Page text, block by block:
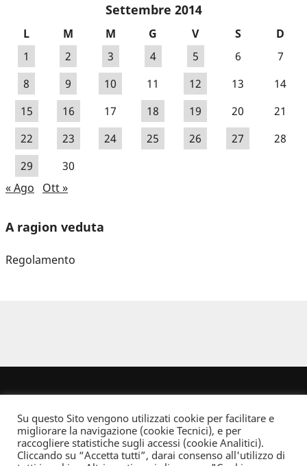
Settembre 2014
L M M G V S
D
1
2 3 4 5 6
7
8
9 10 11 12 13
14
15
16 17 18 19 20
21
22
23 24 25 26 27
28
29
30
« Ago
Ott »
A ragion veduta
Regolamento
Dove non indicato altrimenti quest’opera è distribuita con Licenza
Su questo Sito vengono utilizzati cookie per facilitare e
migliorare la navigazione (cookie Tecnici), e per
raccogliere statistiche sugli accessi (cookie Analitici).
Cliccando su “Accetta tutti”, darai consenso all'utilizzo di